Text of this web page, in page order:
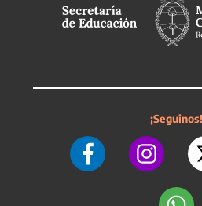
¡Seguinos!